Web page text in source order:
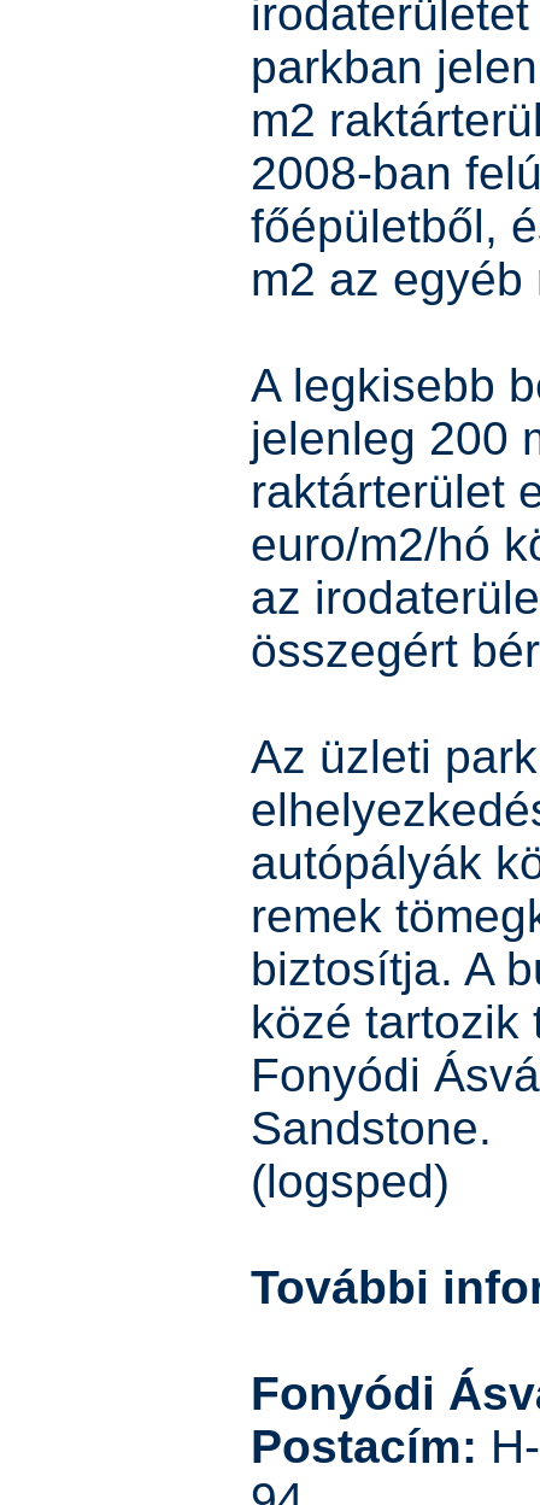
parkban
m2
2008-ban
főépületből,
m2 az
A legkisebb
jelenleg 200
raktárterület
euro/m2/hó
az
összegért
Az üzleti
autópályák
remek
biztosítja. A
közé tartozik
Fonyódi
Sandstone.
(logsped)
További
Fonyódi
Postacím: